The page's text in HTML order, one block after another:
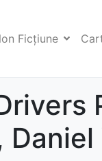
Ficţiune
Daniel